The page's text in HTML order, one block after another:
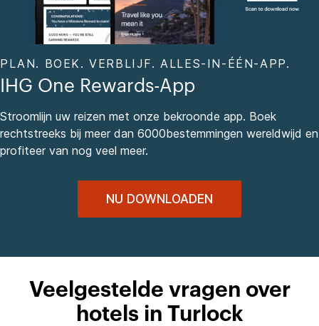
PLAN. BOEK. VERBLIJF. ALLES-IN-ÉÉN-APP.
IHG One Rewards-App
Stroomlijn uw reizen met onze bekroonde app. Boek
rechtstreeks bij meer dan 6000bestemmingen wereldwijd en
profiteer van nog veel meer.
NU DOWNLOADEN
Veelgestelde vragen over
hotels in Turlock